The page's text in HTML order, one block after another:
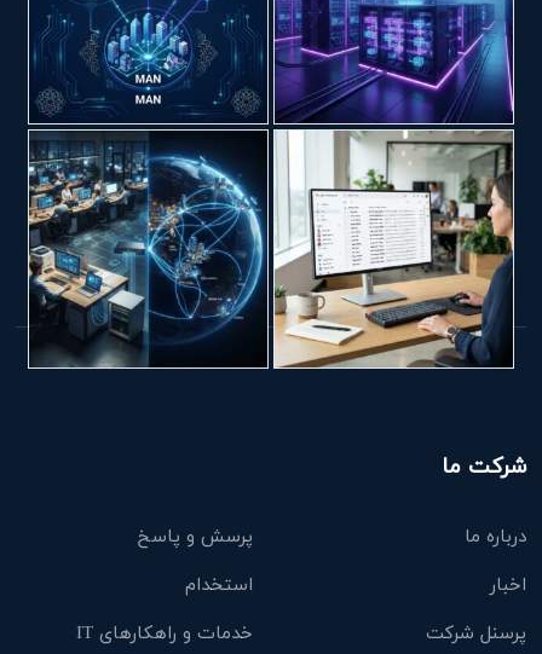
شرکت ما
درباره ما
پرسش و پاسخ
اخبار
استخدام
پرسنل شرکت
خدمات و راهکارهای IT